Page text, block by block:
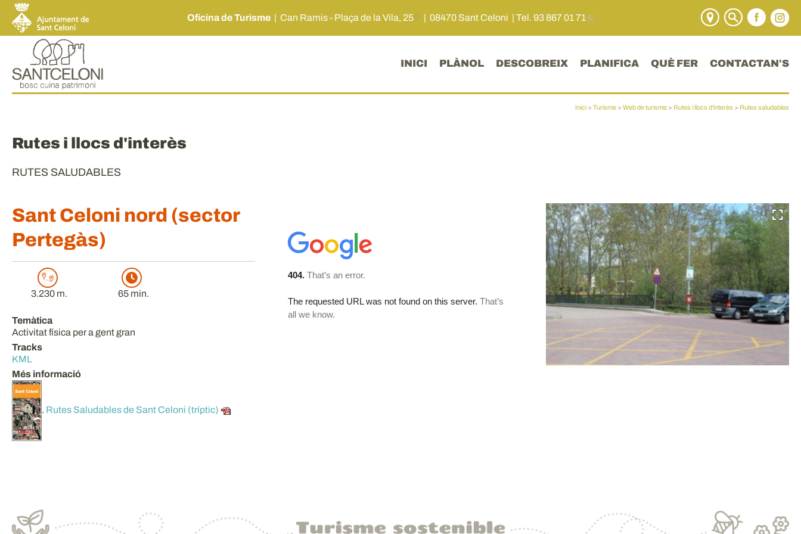
Oficina de Turisme | Can Ramis - Plaça de la Vila, 25 | 08470 Sant Celoni | Tel. 93 867 01 71
INICI PLÀNOL DESCOBREIX PLANIFICA QUÈ FER CONTACTAN'S
Inici > Turisme > Web de turisme > Rutes i llocs d'interès > Rutes saludables
Rutes i llocs d'interès
RUTES SALUDABLES
Sant Celoni nord (sector
Pertegàs)
3.230 m. 65 min.
Temàtica
Activitat física per a gent gran
Tracks
KML
Més informació
. Rutes Saludables de Sant Celoni (tríptic)